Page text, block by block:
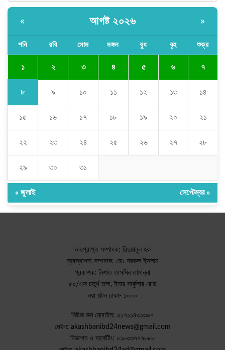
« আগষ্ট ২০২৬ »
শনি রবি সোম মঙ্গল বুধ বৃহ শুক্র
১ ২ ৩ ৪ ৫ ৬ ৭
৮ ৯ ১০ ১১ ১২ ১৩ ১৪
১৫ ১৬ ১৭ ১৮ ১৯ ২০ ২১
২২ ২৩ ২৪ ২৫ ২৬ ২৭ ২৮
২৯ ৩০ ৩১
« জুলাই সেপ্টেম্বর »
ভারপ্রাপ্ত সম্পাদক: রিদুয়ানুল হক
ব্যবস্থাপনা সম্পাদক: মোঃ নজরুল ইসলাম
প্রকাশক: নিশাত তাসমিন তামান্না
৫০/এফ চতুর্থ তলা, ইনার সার্কুলার রোড
নয়া পল্টন ঢাকা- ১০০০
নিউজ রুম মোবাইল: ০১৭১১৪৩১৩০৭
মেইল: akashbanibd24news@gmail.com
বিজ্ঞাপন ও মার্কেটিং: ০১৮৩৩৭৭৭৮৮৮